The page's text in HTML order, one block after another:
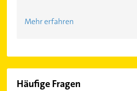
Mehr erfahren
Häufige Fragen